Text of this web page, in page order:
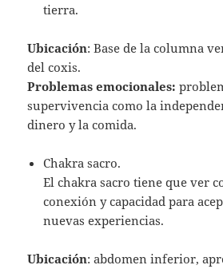
tierra.
Ubicación: Base de la columna
del coxis.
Problemas emocionales:
supervivencia como la
dinero y la comida.
Chakra sacro.
El chakra sacro tiene que ver
conexión y capacidad para
nuevas experiencias.
Ubicación: abdomen inferior,